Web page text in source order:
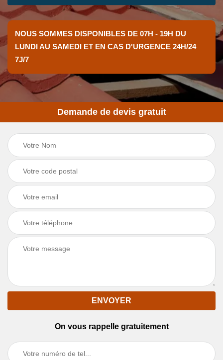
NOUS SOMMES DISPONIBLES DE 07H - 19H DU
LUNDI AU SAMEDI ET EN CAS D'URGENCE 24H/24
7J/7
Demande de devis gratuit
On vous rappelle gratuitement